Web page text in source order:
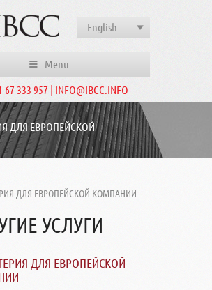
English
Menu
67 333 957 | INFO@IBCC.INFO
ДЛЯ ЕВРОПЕЙСКОЙ
ДЛЯ ЕВРОПЕЙСКОЙ КОМПАНИИ
УСЛУГИ
ДЛЯ ЕВРОПЕЙСКОЙ